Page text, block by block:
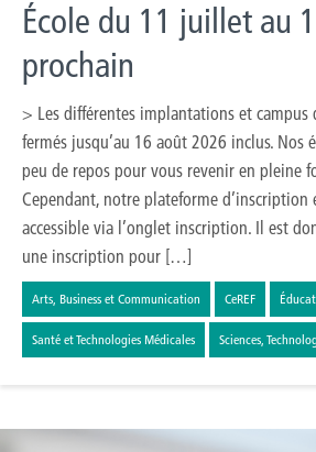
École du 11 juillet au
prochain
> Les différentes implantations et campus
fermés jusqu’au 16 août 2026 inclus. Nos
peu de repos pour vous revenir en pleine
Cependant, notre plateforme d’inscription
accessible via l’onglet inscription. Il est
une inscription pour […]
Arts, Business et Communication CeREF
Santé et Technologies Médicales Sciences,